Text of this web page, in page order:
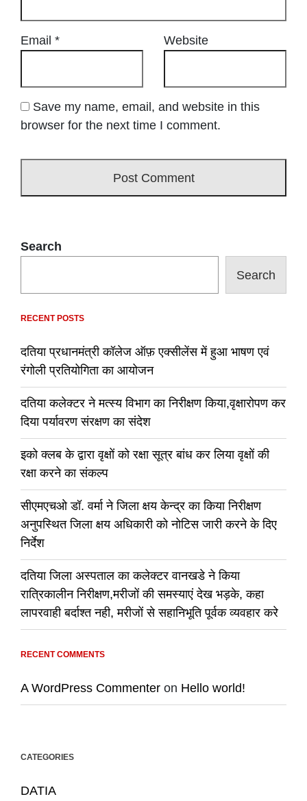
Email * Website
Save my name, email, and website in this
browser for the next time I comment.
Search
Search
RECENT POSTS
दतिया प्रधानमंत्री कॉलेज ऑफ़ एक्सीलेंस में हुआ भाषण एवं
रंगोली प्रतियोगिता का आयोजन
दतिया कलेक्टर ने मत्स्य विभाग का निरीक्षण किया,वृक्षारोपण कर
दिया पर्यावरण संरक्षण का संदेश
इको क्लब के द्वारा वृक्षों को रक्षा सूत्र बांध कर लिया वृक्षों की
रक्षा करने का संकल्प
सीएमएचओ डॉ. वर्मा ने जिला क्षय केन्द्र का किया निरीक्षण
अनुपस्थित जिला क्षय अधिकारी को नोटिस जारी करने के दिए
निर्देश
दतिया जिला अस्पताल का कलेक्टर वानखडे ने किया
रात्रिकालीन निरीक्षण,मरीजों की समस्याएं देख भड़के, कहा
लापरवाही बर्दाश्त नही, मरीजों से सहानिभूति पूर्वक व्यवहार करे
RECENT COMMENTS
A WordPress Commenter on Hello world!
CATEGORIES
DATIA